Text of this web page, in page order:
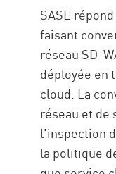
SASE
faisant
réseau SD-
déployée en
cloud. La
réseau et
l'inspection
la politique